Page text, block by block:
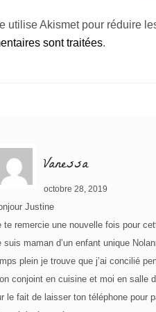
utilise Akismet pour réduire
sont traitées.
Vanessa
octobre 28, 2019
Justine
te remercie une nouvelle fois pour
suis maman d’un enfant unique
plein je trouve que j’ai concilié
conjoint en cuisine et moi en salle
le fait de laisser ton téléphone pour